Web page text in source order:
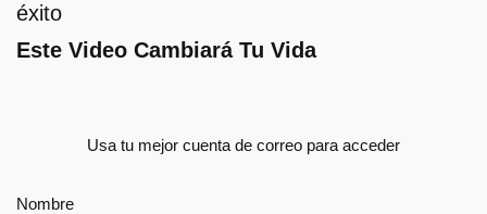
éxito
Este Video Cambiará Tu Vida
Usa tu mejor cuenta de correo para acceder
Nombre